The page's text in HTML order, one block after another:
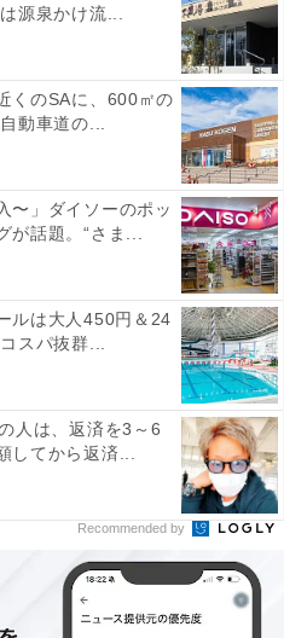
源泉かけ流...
くのSAに、600㎡の
動車道の...
〜」ダイソーのポッ
が話題。“さま...
ルは大人450円＆24
スパ抜群...
人は、返済を3～6
してから返済...
Recommended by